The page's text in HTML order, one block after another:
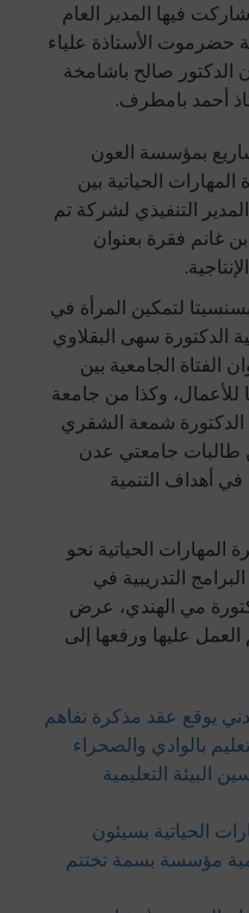
فيها المدير العام
حضرموت الأستاذة علياء
الدكتور صالح باشامخة
أحمد بامطرف.
بمؤسسة العون
الحياتية بين
التنفيذي لشركة تم
غانم فقرة بعنوان
لتمكين المرأة في
الدكتورة سهى البقلاوي
الفتاة الجامعية بين
للأعمال، وكذا من جامعة
الدكتورة شمعة الشقري
طالبات جامعتي عدن
أهداف التنمية
المهارات الحياتية نحو
التدريبية في
مي الهندي، عرض
عليها ورفعها إلى
يوقع عقد مذكرة تفاهم
بالوادي والصحراء
التعليمية
الحياتية بسيئون
مؤسسة بسمة تختتم